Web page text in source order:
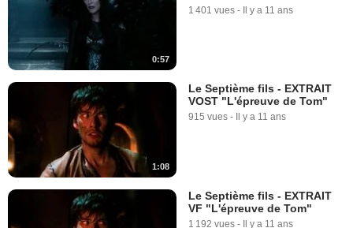
0:57
1 401 vues - Il y a 11 ans
1:08
Le Septième fils - EXTRAIT
VOST "L'épreuve de Tom"
915 vues - Il y a 11 ans
Le Septième fils - EXTRAIT
VF "L'épreuve de Tom"
1 192 vues - Il y a 11 ans